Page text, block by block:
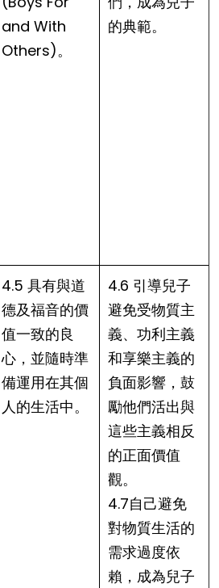
and With
Others)。
的典範。
4.5 具有與道
德及福音的價
值一致的良
心，並隨時準
備運用在其個
人的生活中。
4.6 引導兒子
避免受物質主
義、功利主義
和享樂主義的
負面影響，鼓
勵他們活出與
這些主義相反
的正面價值
觀。
4.7自己避免
對物質生活的
需求過度依
賴，成為兒子